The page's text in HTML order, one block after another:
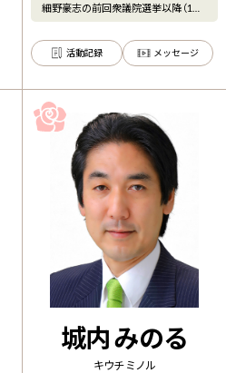
細野豪志の前回衆議院選挙以降（1年
3カ月）の政策実績
活動記録 メッセージ
城内 みのる
キウチ ミノル